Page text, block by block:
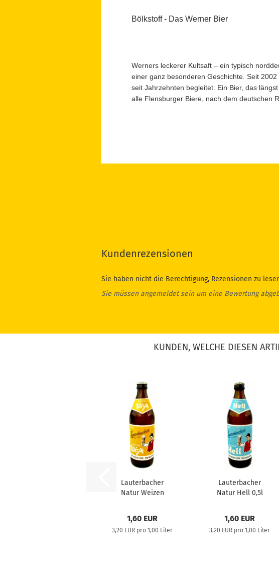
Bölkstoff - Das Werner Bier
Werners leckerer Kultsaft – ein typisch
einer ganz besonderen Geschichte. Seit
seit Jahrzehnten begleitet. Ein Bier, das
alle Flensburger Biere, nach dem deutschen
Kundenrezensionen
Sie haben nicht die Berechtigung, Rezensionen zu
Sie müssen angemeldet sein um eine Bewertung
KUNDEN, WELCHE DIESEN
Lauterbacher
Natur Weizen
1,60 EUR
3,20 EUR pro 1,00 Liter
Lauterbacher
Natur Hell 0,5l
1,60 EUR
3,20 EUR pro 1,00 Liter